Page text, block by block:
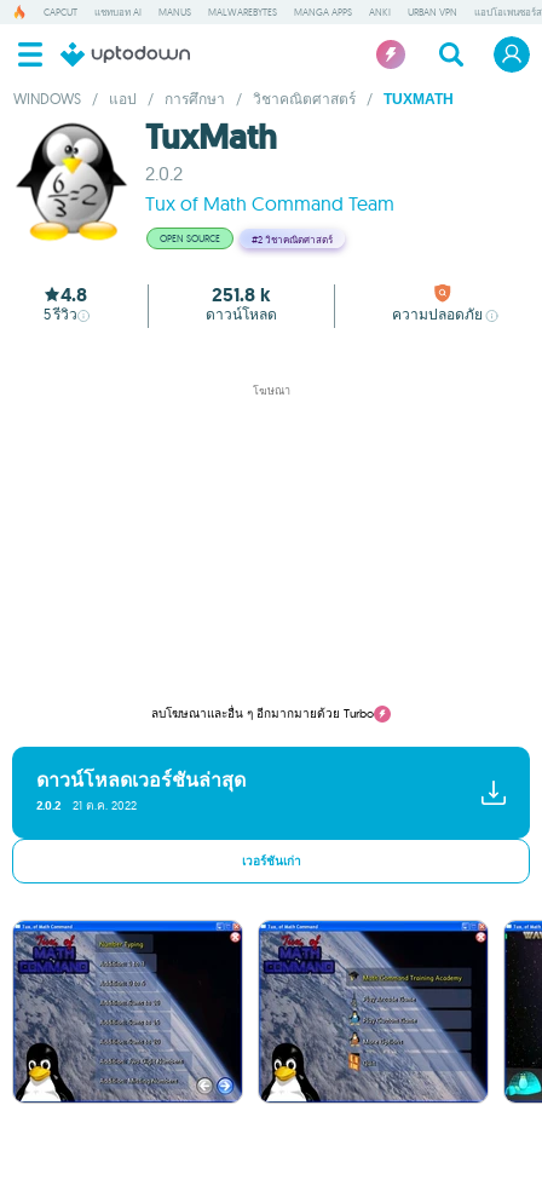
CAPCUT แชทบอท AI MANUS MALWAREBYTES MANGA APPS ANKI URBAN VPN แอปโอเพนซอร์ส
WINDOWS / แอป / การศึกษา / วิชาคณิตศาสตร์ / TUXMATH
TuxMath
2.0.2
Tux of Math Command Team
OPEN SOURCE #2 วิชาคณิตศาสตร์
4.8
5รีวิว
251.8 k
ดาวน์โหลด ความปลอดภัย
โฆษณา
ลบโฆษณาและอื่น ๆ อีกมากมายด้วย Turbo
ดาวน์โหลดเวอร์ชันล่าสุด
2.0.2 21 ต.ค. 2022
เวอร์ชันเก่า